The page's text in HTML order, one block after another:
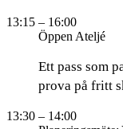
13:15 – 16:00
Öppen Ateljé
Ett pass som
prova på fritt
13:30 – 14:00